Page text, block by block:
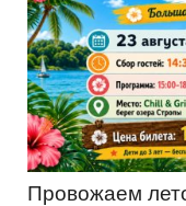
Провожаем